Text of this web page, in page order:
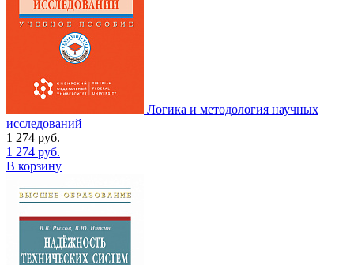
Логика и методология научных
исследований
1 274 руб.
1 274 руб.
В корзину